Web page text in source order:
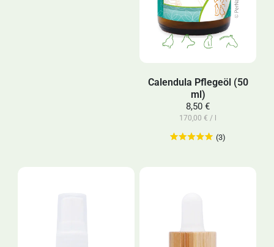
Calendula Pflegeöl (50
ml)
8,50 €
170,00 € / l
(3)